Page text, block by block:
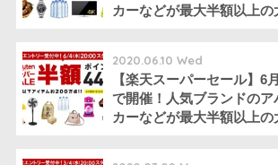
カーなどが最大半額以上の
2020.06.10 Wed
【楽天スーパーセール】6
で開催！人気ブランドのア
カーなどが最大半額以上の